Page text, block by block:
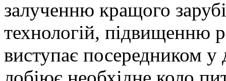
залученню кращого
технологій, підвищенню
виступає посередником у